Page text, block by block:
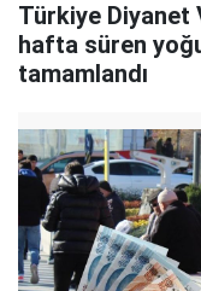
Türkiye Diyanet
hafta süren
tamamlandı